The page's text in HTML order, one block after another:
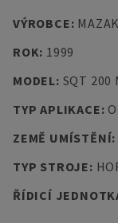
VÝROBCE: MAZAK
ROK: 1999
MODEL: SQT 200
TYP APLIKACE:
ZEMĚ UMÍSTĚNÍ:
TYP STROJE:
ŘÍDICÍ